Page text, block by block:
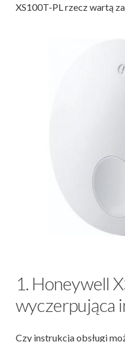
XS100T-PL rzecz wartą
1. Honeywell
wyczerpująca
Czy instrukcja obsługi